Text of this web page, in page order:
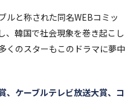
ルと称された同名WEBコミッ
、韓国で社会現象を巻き起こし
くのスターもこのドラマに夢中
ケーブルテレビ放送大賞、コ